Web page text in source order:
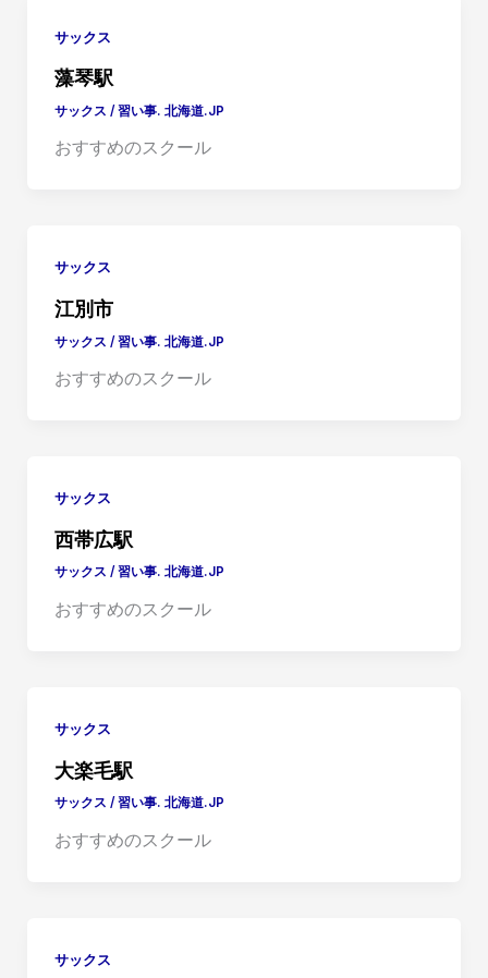
サックス
藻琴駅
サックス /習い事. 北海道.JP
おすすめのスクール
サックス
江別市
サックス /習い事. 北海道.JP
おすすめのスクール
サックス
西帯広駅
サックス / 習い事. 北海道.JP
おすすめのスクール
サックス
大楽毛駅
サックス / 習い事. 北海道.JP
おすすめのスクール
サックス